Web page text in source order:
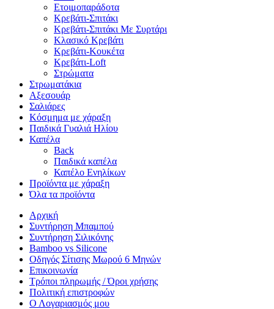
Ετοιμοπαράδοτα
Κρεβάτι-Σπιτάκι
Κρεβάτι-Σπιτάκι Με Συρτάρι
Κλασικό Κρεβάτι
Κρεβάτι-Κουκέτα
Κρεβάτι-Loft
Στρώματα
Στρωματάκια
Αξεσουάρ
Σαλιάρες
Κόσμημα με χάραξη
Παιδικά Γυαλιά Ηλίου
Καπέλα
Back
Παιδικά καπέλα
Καπέλο Ενηλίκων
Προϊόντα με χάραξη
Όλα τα προϊόντα
Αρχική
Συντήρηση Μπαμπού
Συντήρηση Σιλικόνης
Bamboo vs Silicone
Οδηγός Σίτισης Μωρού 6 Μηνών
Επικοινωνία
Τρόποι πληρωμής / Όροι χρήσης
Πολιτική επιστροφών
Ο Λογαριασμός μου